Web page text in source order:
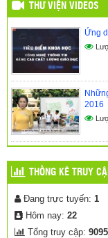
THƯ VIỆN VIDEOS
Ứng
2016
THỐNG KÊ TRUY
Đang trực tuyến: 1
Hôm nay: 22
Tổng truy cập: